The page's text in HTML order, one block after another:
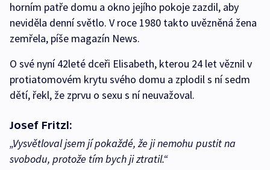
horním patře domu a okno jejího pokoje zazdil, aby
neviděla denní světlo. V roce 1980 takto uvězněná žena
zemřela, píše magazín News.
O své nyní 42leté dceři Elisabeth, kterou 24 let věznil v
protiatomovém krytu svého domu a zplodil s ní sedm
dětí, řekl, že zprvu o sexu s ní neuvažoval.
Josef Fritzl:
„Vysvětloval jsem jí pokaždé, že ji nemohu pustit na
svobodu, protože tím bych ji ztratil.“